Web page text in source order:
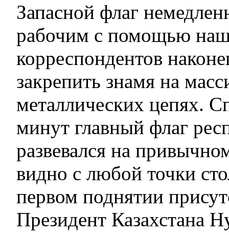
Запасной флаг
рабочим с помощью
корреспондентов
закрепить знамя на
металлических цепях.
минут главный флаг
развевался на
видно с любой точки
первом поднятии
Президент Казахстана